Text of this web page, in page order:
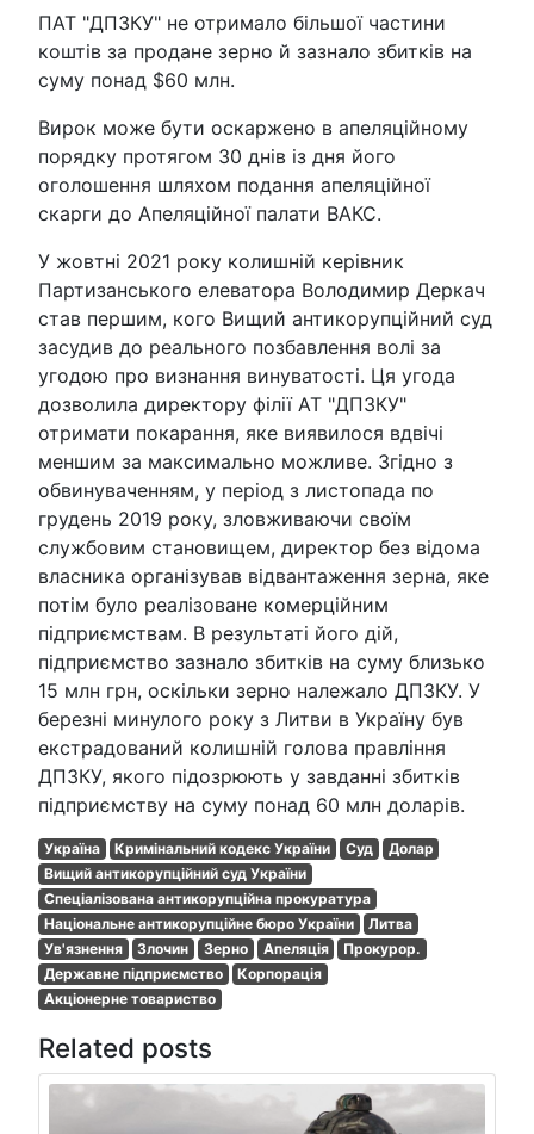
ПАТ "ДПЗКУ" не отримало більшої частини
коштів за продане зерно й зазнало збитків на
суму понад $60 млн.
Вирок може бути оскаржено в апеляційному
порядку протягом 30 днів із дня його
оголошення шляхом подання апеляційної
скарги до Апеляційної палати ВАКС.
У жовтні 2021 року колишній керівник
Партизанського елеватора Володимир Деркач
став першим, кого Вищий антикорупційний суд
засудив до реального позбавлення волі за
угодою про визнання винуватості. Ця угода
дозволила директору філії АТ "ДПЗКУ"
отримати покарання, яке виявилося вдвічі
меншим за максимально можливе. Згідно з
обвинуваченням, у період з листопада по
грудень 2019 року, зловживаючи своїм
службовим становищем, директор без відома
власника організував відвантаження зерна, яке
потім було реалізоване комерційним
підприємствам. В результаті його дій,
підприємство зазнало збитків на суму близько
15 млн грн, оскільки зерно належало ДПЗКУ. У
березні минулого року з Литви в Україну був
екстрадований колишній голова правління
ДПЗКУ, якого підозрюють у завданні збитків
підприємству на суму понад 60 млн доларів.
Україна Кримінальний кодекс України Суд
Долар
Вищий антикорупційний суд України
Спеціалізована антикорупційна прокуратура
Національне антикорупційне бюро України
Литва
Ув'язнення
Злочин Зерно Апеляція
Прокурор.
Державне підприємство
Корпорація
Акціонерне товариство
Related posts